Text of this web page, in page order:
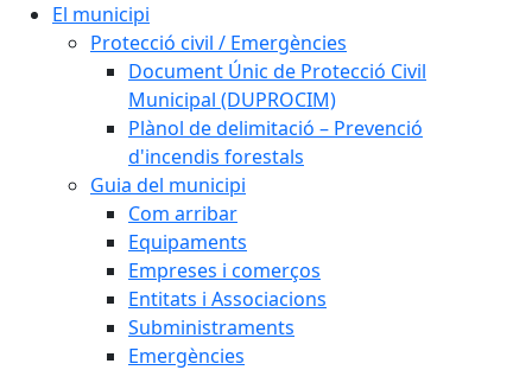
El municipi
Protecció civil / Emergències
Document Únic de Protecció Civil
Municipal (DUPROCIM)
Plànol de delimitació – Prevenció
d'incendis forestals
Guia del municipi
Com arribar
Equipaments
Empreses i comerços
Entitats i Associacions
Subministraments
Emergències